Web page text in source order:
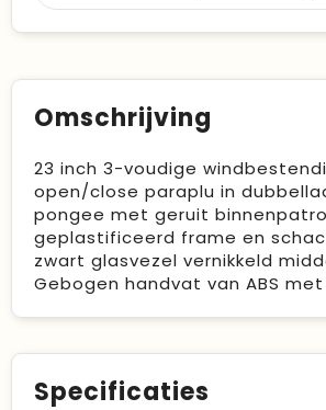
Omschrijving
23 inch 3-voudige
open/close paraplu in
pongee met geruit
geplastificeerd frame en
zwart glasvezel vernikkeld
Gebogen handvat van ABS
Specificaties